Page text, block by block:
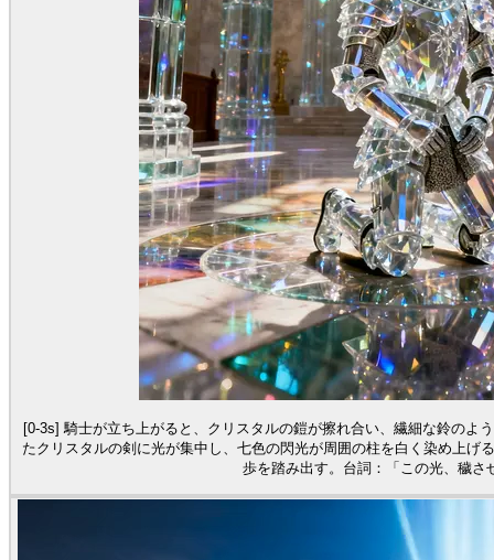
[0-3s] 騎士が立ち上がると、クリスタルの鎧が擦れ合い、繊細な鈴のよ
たクリスタルの剣に光が集中し、七色の閃光が周囲の柱を白く染め上げ
歩を踏み出す。台詞：「この光、穢さ